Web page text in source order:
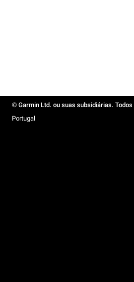
© Garmin Ltd. ou suas subsidiárias.
Portugal